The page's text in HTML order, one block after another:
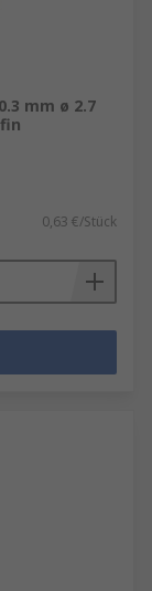
mm ø 2.7
0,63 €/Stück